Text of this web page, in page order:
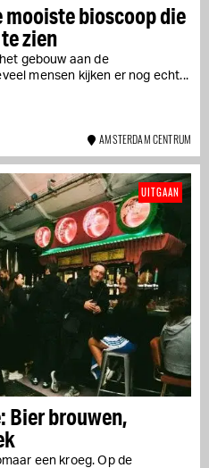
mooiste bioscoop die
zien
gebouw aan de
mensen kijken er nog echt...
AMSTERDAM CENTRUM
Bier brouwen,
een kroeg. Op de
UITGAAN